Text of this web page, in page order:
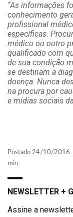
“As informações
conhecimento
profissional
específicas.
médico ou outro
qualificado com
de sua condição
se destinam a
doença. Nunca
na procura por
e mídias sociais
Postado 24/10/2016
min
NEWSLETTER +
Assine a